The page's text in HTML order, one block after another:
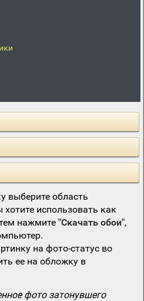
выберите область
использовать как
нажмите "Скачать обои",
на фото-статус во
ее на обложку в
фото затонувшего